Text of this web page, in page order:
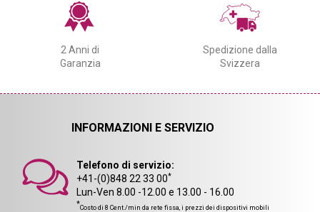
2 Anni di
Garanzia
Spedizione dalla
Svizzera
INFORMAZIONI E SERVIZIO
Telefono di servizio:
+41-(0)848 22 33 00*
Lun-Ven 8.00 -12.00 e 13.00 - 16.00
*Costo di 8 Cent./min da rete fissa, i prezzi dei dispositivi mobili